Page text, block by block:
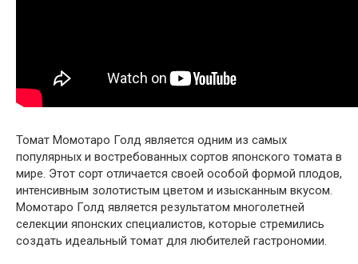
Томат Момотаро Голд является одним из самых
популярных и востребованных сортов японского томата в
мире. Этот сорт отличается своей особой формой плодов,
интенсивным золотистым цветом и изысканным вкусом.
Момотаро Голд является результатом многолетней
селекции японских специалистов, которые стремились
создать идеальный томат для любителей гастрономии.